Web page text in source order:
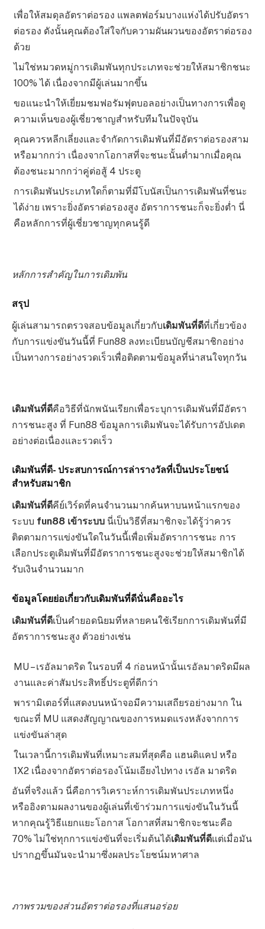
เพื่อให้สมดุลอัตราต่อรอง แพลตฟอร์มบางแห่งได้ปรับอัตรา
ต่อรอง ดังนั้นคุณต้องใส่ใจกับความผันผวนของอัตราต่อรอง
ด้วย
ไม่ใช่หมวดหมู่การเดิมพันทุกประเภทจะช่วยให้สมาชิกชนะ
100% ได้ เนื่องจากมีผู้เล่นมากขึ้น
ขอแนะนำให้เยี่ยมชมฟอรัมฟุตบอลอย่างเป็นทางการเพื่อดู
ความเห็นของผู้เชี่ยวชาญสำหรับทีมในปัจจุบัน
คุณควรหลีกเลี่ยงและจำกัดการเดิมพันที่มีอัตราต่อรองสาม
หรือมากกว่า เนื่องจากโอกาสที่จะชนะนั้นต่ำมากเมื่อคุณ
ต้องชนะมากกว่าคู่ต่อสู้ 4 ประตู
การเดิมพันประเภทใดก็ตามที่มีโบนัสเป็นการเดิมพันที่ชนะ
ได้ง่าย เพราะยิ่งอัตราต่อรองสูง อัตราการชนะก็จะยิ่งต่ำ นี่
คือหลักการที่ผู้เชี่ยวชาญทุกคนรู้ดี
หลักการสำคัญในการเดิมพัน
สรุป
ผู้เล่นสามารถตรวจสอบข้อมูลเกี่ยวกับเดิมพันที่ดีที่เกี่ยวข้อง
กับการแข่งขันวันนี้ที่ Fun88 ลงทะเบียนบัญชีสมาชิกอย่าง
เป็นทางการอย่างรวดเร็วเพื่อติดตามข้อมูลที่น่าสนใจทุกวัน
เดิมพันที่ดีคือวิธีที่นักพนันเรียกเพื่อระบุการเดิมพันที่มีอัตรา
การชนะสูง ที่ Fun88 ข้อมูลการเดิมพันจะได้รับการอัปเดต
อย่างต่อเนื่องและรวดเร็ว
เดิมพันที่ดี- ประสบการณ์การล่ารางวัลที่เป็นประโยชน์
สำหรับสมาชิก
เดิมพันที่ดีคีย์เวิร์ดที่คนจำนวนมากค้นหาบนหน้าแรกของ
ระบบ fun88 เข้าระบบ นี่เป็นวิธีที่สมาชิกจะได้รู้ว่าควร
ติดตามการแข่งขันใดในวันนี้เพื่อเพิ่มอัตราการชนะ การ
เลือกประตูเดิมพันที่มีอัตราการชนะสูงจะช่วยให้สมาชิกได้
รับเงินจำนวนมาก
ข้อมูลโดยย่อเกี่ยวกับเดิมพันที่ดีนั่นคืออะไร
เดิมพันที่ดีเป็นคำยอดนิยมที่หลายคนใช้เรียกการเดิมพันที่มี
อัตราการชนะสูง ตัวอย่างเช่น
MU – เรอัลมาดริด ในรอบที่ 4 ก่อนหน้านั้นเรอัลมาดริดมีผล
งานและค่าสัมประสิทธิ์ประตูที่ดีกว่า
พารามิเตอร์ที่แสดงบนหน้าจอมีความเสถียรอย่างมาก ใน
ขณะที่ MU แสดงสัญญาณของการหมดแรงหลังจากการ
แข่งขันล่าสุด
ในเวลานี้การเดิมพันที่เหมาะสมที่สุดคือ แฮนดิแคป หรือ
1X2 เนื่องจากอัตราต่อรองโน้มเอียงไปทาง เรอัล มาดริด
อันที่จริงแล้ว นี่คือการวิเคราะห์การเดิมพันประเภทหนึ่ง
หรืออิงตามผลงานของผู้เล่นที่เข้าร่วมการแข่งขันในวันนี้
หากคุณรู้วิธีแยกแยะโอกาส โอกาสที่สมาชิกจะชนะคือ
70% ไม่ใช่ทุกการแข่งขันที่จะเริ่มต้นได้เดิมพันที่ดีแต่เมื่อมัน
ปรากฏขึ้นมันจะนำมาซึ่งผลประโยชน์มหาศาล
ภาพรวมของส่วนอัตราต่อรองที่แสนอร่อย